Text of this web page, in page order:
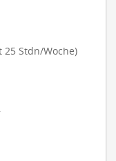
25 Stdn/Woche)